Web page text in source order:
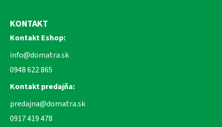
KONTAKT
Kontakt Eshop:
info@domatra.sk
0948 622 865
Kontakt predajňa:
predajna@domatra.sk
0917 419 478